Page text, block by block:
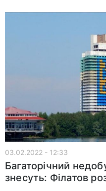
03.02.2022 - 12:33
Багаторічний
знесуть: Філатов